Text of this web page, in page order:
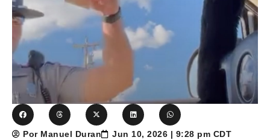
Por Manuel Duran Jun 10, 2026 | 9:28 pm CDT